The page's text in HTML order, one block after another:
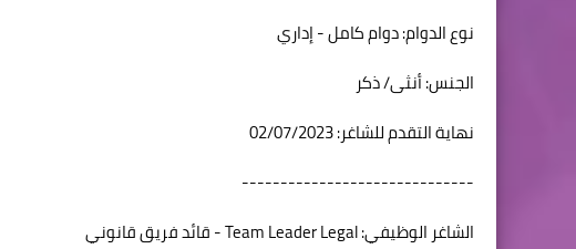
نوع الدوام: دوام كامل - إداري
الجنس: أنثى/ ذكر
نهاية التقدم للشاغر: 02/07/2023
------------------------------
الشاغر الوظيفي: Team Leader Legal - قائد فريق قانوني